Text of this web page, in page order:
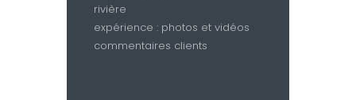
rivière
expérience : photos et vidéos
commentaires clients